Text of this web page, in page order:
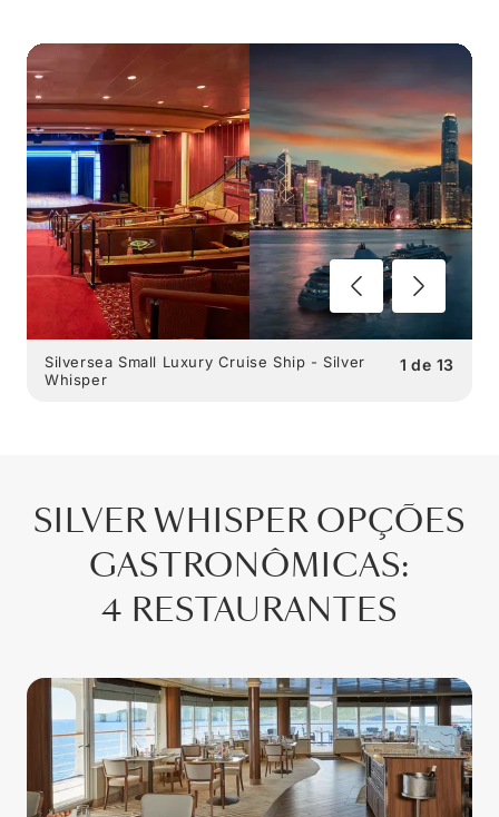
1 de 13
Silversea Small Luxury Cruise Ship - Silver
Whisper
SILVER WHISPER OPÇÕES
GASTRONÔMICAS:
4 RESTAURANTES